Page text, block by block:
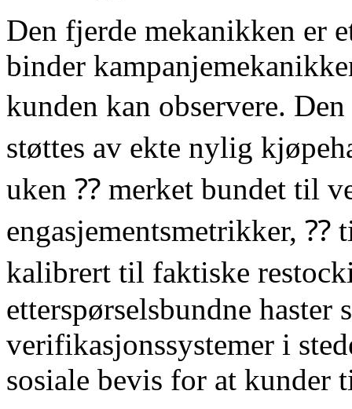
Den fjerde mekanikken er
binder
kunden kan observere.
støttes av ekte nylig
uken ⁇ merket bundet til
engasjementsmetrikker, ⁇
kalibrert til faktiske
etterspørselsbundne haster
verifikasjonssystemer i
sosiale bevis for at kunder